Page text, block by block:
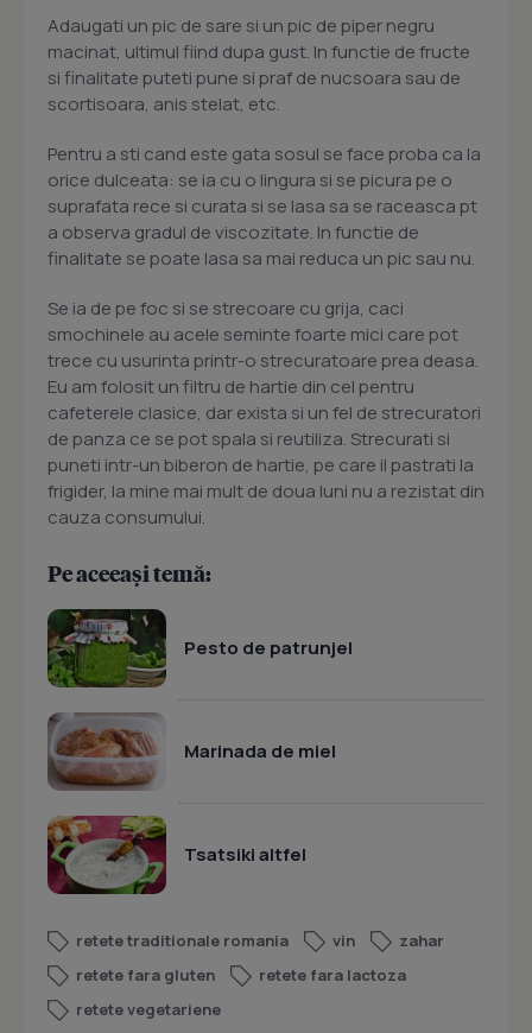
Adaugati un pic de sare si un pic de piper negru
macinat, ultimul fiind dupa gust. In functie de fructe
si finalitate puteti pune si praf de nucsoara sau de
scortisoara, anis stelat, etc.
Pentru a sti cand este gata sosul se face proba ca la
orice dulceata: se ia cu o lingura si se picura pe o
suprafata rece si curata si se lasa sa se raceasca pt
a observa gradul de viscozitate. In functie de
finalitate se poate lasa sa mai reduca un pic sau nu.
Se ia de pe foc si se strecoare cu grija, caci
smochinele au acele seminte foarte mici care pot
trece cu usurinta printr-o strecuratoare prea deasa.
Eu am folosit un filtru de hartie din cel pentru
cafeterele clasice, dar exista si un fel de strecuratori
de panza ce se pot spala si reutiliza. Strecurati si
puneti intr-un biberon de hartie, pe care il pastrati la
frigider, la mine mai mult de doua luni nu a rezistat din
cauza consumului.
Pe aceeași temă:
Pesto de patrunjel
Marinada de miel
Tsatsiki altfel
retete traditionale romania vin
zahar
retete fara gluten
retete fara lactoza
retete vegetariene